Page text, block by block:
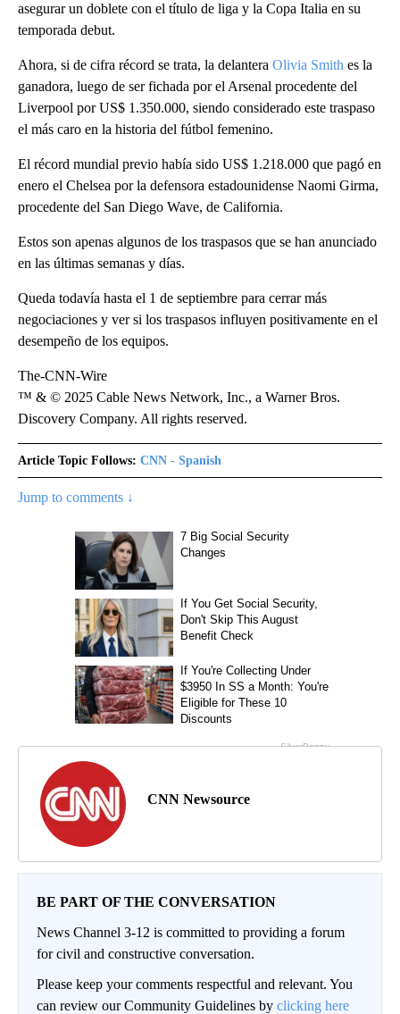
asegurar un doblete con el título de liga y la Copa Italia en su
temporada debut.
Ahora, si de cifra récord se trata, la delantera Olivia Smith es la
ganadora, luego de ser fichada por el Arsenal procedente del
Liverpool por US$ 1.350.000, siendo considerado este traspaso
el más caro en la historia del fútbol femenino.
El récord mundial previo había sido US$ 1.218.000 que pagó en
enero el Chelsea por la defensora estadounidense Naomi Girma,
procedente del San Diego Wave, de California.
Estos son apenas algunos de los traspasos que se han anunciado
en las últimas semanas y días.
Queda todavía hasta el 1 de septiembre para cerrar más
negociaciones y ver si los traspasos influyen positivamente en el
desempeño de los equipos.
The-CNN-Wire
™ & © 2025 Cable News Network, Inc., a Warner Bros.
Discovery Company. All rights reserved.
Article Topic Follows: CNN - Spanish
Jump to comments ↓
CNN Newsource
BE PART OF THE CONVERSATION
News Channel 3-12 is committed to providing a forum
for civil and constructive conversation.
Please keep your comments respectful and relevant. You
can review our Community Guidelines by clicking here